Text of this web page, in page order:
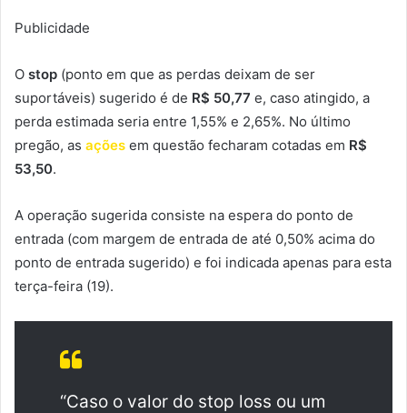
Publicidade
O stop (ponto em que as perdas deixam de ser
suportáveis) sugerido é de R$ 50,77 e, caso atingido, a
perda estimada seria entre 1,55% e 2,65%. No último
pregão, as ações em questão fecharam cotadas em R$
53,50.
A operação sugerida consiste na espera do ponto de
entrada (com margem de entrada de até 0,50% acima do
ponto de entrada sugerido) e foi indicada apenas para esta
terça-feira (19).
“Caso o valor do stop loss ou um